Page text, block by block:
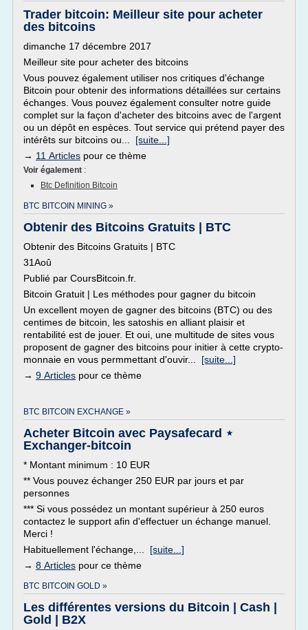
Trader bitcoin: Meilleur site pour acheter
des bitcoins
dimanche 17 décembre 2017
Meilleur site pour acheter des bitcoins
Vous pouvez également utiliser nos critiques d'échange
Bitcoin pour obtenir des informations détaillées sur certains
échanges. Vous pouvez également consulter notre guide
complet sur la façon d'acheter des bitcoins avec de l'argent
ou un dépôt en espèces. Tout service qui prétend payer des
intérêts sur bitcoins ou... [suite...]
→ 11 Articles pour ce thème
Voir également :
Btc Definition Bitcoin
BTC BITCOIN MINING »
Obtenir des Bitcoins Gratuits | BTC
Obtenir des Bitcoins Gratuits | BTC
31Aoû
Publié par CoursBitcoin.fr.
Bitcoin Gratuit | Les méthodes pour gagner du bitcoin
Un excellent moyen de gagner des bitcoins (BTC) ou des
centimes de bitcoin, les satoshis en alliant plaisir et
rentabilité est de jouer. Et oui, une multitude de sites vous
proposent de gagner des bitcoins pour initier à cette crypto-
monnaie en vous permmettant d'ouvir... [suite...]
→ 9 Articles pour ce thème
BTC BITCOIN EXCHANGE »
Acheter Bitcoin avec Paysafecard ⋆
Exchanger-bitcoin
* Montant minimum : 10 EUR
** Vous pouvez échanger 250 EUR par jours et par
personnes
*** Si vous possédez un montant supérieur à 250 euros
contactez le support afin d'effectuer un échange manuel.
Merci !
Habituellement l'échange,... [suite...]
→ 8 Articles pour ce thème
BTC BITCOIN GOLD »
Les différentes versions du Bitcoin | Cash |
Gold | B2X